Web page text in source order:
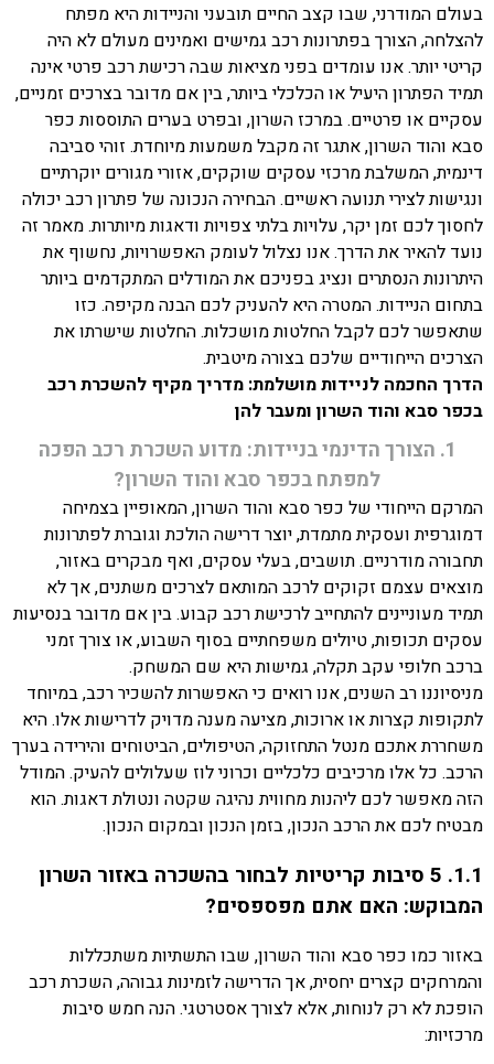
בעולם המודרני, שבו קצב החיים תובעני והניידות היא מפתח
להצלחה, הצורך בפתרונות רכב גמישים ואמינים מעולם לא היה
קריטי יותר. אנו עומדים בפני מציאות שבה רכישת רכב פרטי אינה
תמיד הפתרון היעיל או הכלכלי ביותר, בין אם מדובר בצרכים זמניים,
עסקיים או פרטיים. במרכז השרון, ובפרט בערים התוססות כפר
סבא והוד השרון, אתגר זה מקבל משמעות מיוחדת. זוהי סביבה
דינמית, המשלבת מרכזי עסקים שוקקים, אזורי מגורים יוקרתיים
ונגישות לצירי תנועה ראשיים. הבחירה הנכונה של פתרון רכב יכולה
לחסוך לכם זמן יקר, עלויות בלתי צפויות ודאגות מיותרות. מאמר זה
נועד להאיר את הדרך. אנו נצלול לעומק האפשרויות, נחשוף את
היתרונות הנסתרים ונציג בפניכם את המודלים המתקדמים ביותר
בתחום הניידות. המטרה היא להעניק לכם הבנה מקיפה. כזו
שתאפשר לכם לקבל החלטות מושכלות. החלטות שישרתו את
הצרכים הייחודיים שלכם בצורה מיטבית.
הדרך החכמה לניידות מושלמת: מדריך מקיף להשכרת רכב
בכפר סבא והוד השרון ומעבר להן
1. הצורך הדינמי בניידות: מדוע השכרת רכב הפכה
למפתח בכפר סבא והוד השרון?
המרקם הייחודי של כפר סבא והוד השרון, המאופיין בצמיחה
דמוגרפית ועסקית מתמדת, יוצר דרישה הולכת וגוברת לפתרונות
תחבורה מודרניים. תושבים, בעלי עסקים, ואף מבקרים באזור,
מוצאים עצמם זקוקים לרכב המותאם לצרכים משתנים, אך לא
תמיד מעוניינים להתחייב לרכישת רכב קבוע. בין אם מדובר בנסיעות
עסקים תכופות, טיולים משפחתיים בסוף השבוע, או צורך זמני
ברכב חלופי עקב תקלה, גמישות היא שם המשחק.
מניסיוננו רב השנים, אנו רואים כי האפשרות להשכיר רכב, במיוחד
לתקופות קצרות או ארוכות, מציעה מענה מדויק לדרישות אלו. היא
משחררת אתכם מנטל התחזוקה, הטיפולים, הביטוחים והירידה בערך
הרכב. כל אלו מרכיבים כלכליים וכרוני לוז שעלולים להעיק. המודל
הזה מאפשר לכם ליהנות מחווית נהיגה שקטה ונטולת דאגות. הוא
מבטיח לכם את הרכב הנכון, בזמן הנכון ובמקום הנכון.
1.1. 5 סיבות קריטיות לבחור בהשכרה באזור השרון
המבוקש: האם אתם מפספסים?
באזור כמו כפר סבא והוד השרון, שבו התשתיות משתכללות
והמרחקים קצרים יחסית, אך הדרישה לזמינות גבוהה, השכרת רכב
הופכת לא רק לנוחות, אלא לצורך אסטרטגי. הנה חמש סיבות
מרכזיות: